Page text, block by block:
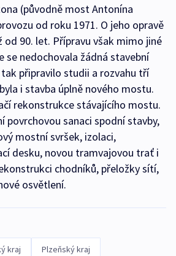
(původně most Antonína
od roku 1971. O jeho opravě
od 90. let. Přípravu však mimo jiné
se nedochovala žádná stavební
připravilo studii a rozvahu tří
i stavba úplně nového mostu.
rekonstrukce stávajícího mostu.
povrchovou sanaci spodní stavby,
mostní svršek, izolaci,
desku, novou tramvajovou trať i
chodníků, přeložky sítí,
osvětlení.
kraj Plzeňský kraj